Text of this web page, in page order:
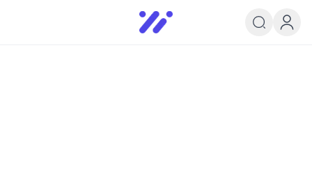
Infoedu
Ta&#039;lim xabarlari va